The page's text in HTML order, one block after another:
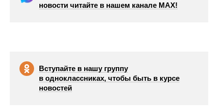
новости читайте в нашем канале МАХ!
Вступайте в нашу группу
в одноклассниках, чтобы быть в курсе
новостей